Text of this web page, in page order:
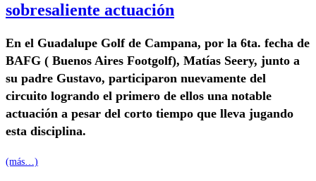
sobresaliente actuación
En el Guadalupe Golf de Campana, por la 6ta. fecha de
BAFG ( Buenos Aires Footgolf), Matías Seery, junto a
su padre Gustavo, participaron nuevamente del
circuito logrando el primero de ellos una notable
actuación a pesar del corto tiempo que lleva jugando
esta disciplina.
(más…)